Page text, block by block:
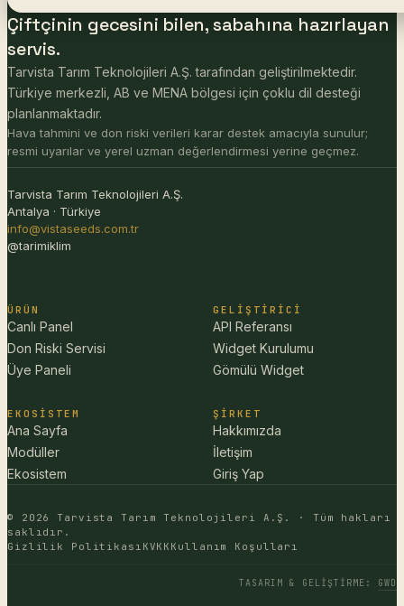
Çiftçinin gecesini bilen, sabahına hazırlayan
servis.
Tarvista Tarım Teknolojileri A.Ş. tarafından geliştirilmektedir.
Türkiye merkezli, AB ve MENA bölgesi için çoklu dil desteği
planlanmaktadır.
Hava tahmini ve don riski verileri karar destek amacıyla sunulur;
resmi uyarılar ve yerel uzman değerlendirmesi yerine geçmez.
Tarvista Tarım Teknolojileri A.Ş.
Antalya · Türkiye
info@vistaseeds.com.tr
@tarimiklim
ÜRÜN
Canlı Panel
Don Riski Servisi
Üye Paneli
GELIŞTIRICI
API Referansı
Widget Kurulumu
Gömülü Widget
EKOSISTEM
Ana Sayfa
Modüller
Ekosistem
ŞIRKET
Hakkımızda
İletişim
Giriş Yap
© 2026 Tarvista Tarım Teknolojileri A.Ş. · Tüm hakları
saklıdır.
Gizlilik Politikası KVKK Kullanım Koşulları
TASARIM & GELIŞTIRME : GWD